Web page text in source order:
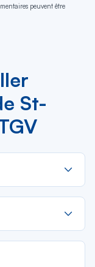
peuvent être
St-